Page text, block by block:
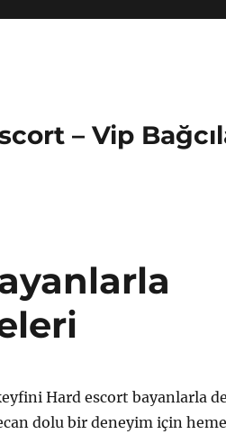
– Vip
Hard escort bayanlarla
dolu bir deneyim için